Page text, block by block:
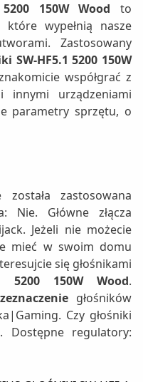
150W Wood to
które wypełnią nasze
Zastosowany
SW-HF5.1 5200 150W
współgrać z
innymi urządzeniami
parametry sprzętu, o
zastosowana
Nie. Główne złącza
Jeżeli nie możecie
mieć w swoim domu
się głośnikami
5200 150W Wood.
głośników
Czy głośniki
Dostępne regulatory: